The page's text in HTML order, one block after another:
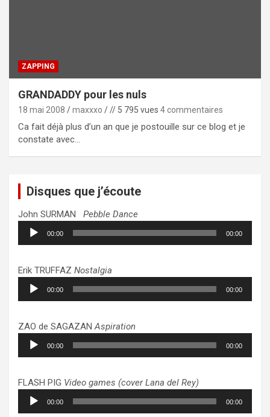
ZAPPING
GRANDADDY pour les nuls
18 mai 2008 maxxxo // 5 795 vues 4 commentaires
Ca fait déjà plus d’un an que je postouille sur ce blog et je
constate avec…
Disques que j’écoute
John SURMAN Pebble Dance
Lecteur
audio
00:00 00:00
Erik TRUFFAZ Nostalgia
Lecteur
audio
00:00 00:00
ZAO de SAGAZANAspiration
Lecteur
audio
00:00 00:00
FLASH PIG Video games (cover Lana del Rey)
Lecteur
audio
00:00 00:00